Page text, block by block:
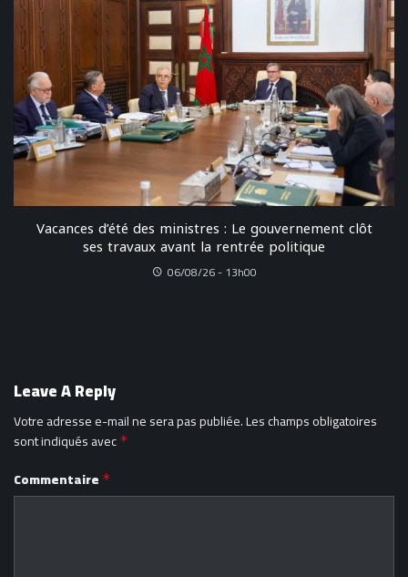
Vacances d’été des ministres : Le gouvernement clôt
ses travaux avant la rentrée politique
06/08/26 - 13h00
Leave A Reply
Votre adresse e-mail ne sera pas publiée.Les champs obligatoires
sont indiqués avec *
Commentaire *